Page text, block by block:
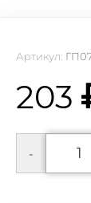
Артикул:
203
-